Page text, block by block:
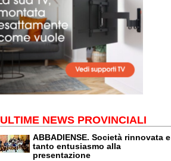
ULTIME NEWS PROVINCIALI
ABBADIENSE. Società rinnovata e
tanto entusiasmo alla
presentazione